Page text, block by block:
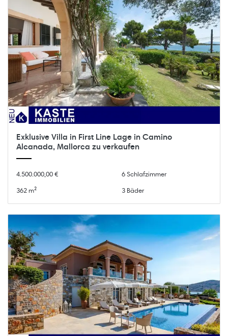
Exklusive Villa in First Line Lage in Camino
Alcanada, Mallorca zu verkaufen
4.500.000,00 €
362 m²
6 Schlafzimmer
3 Bäder